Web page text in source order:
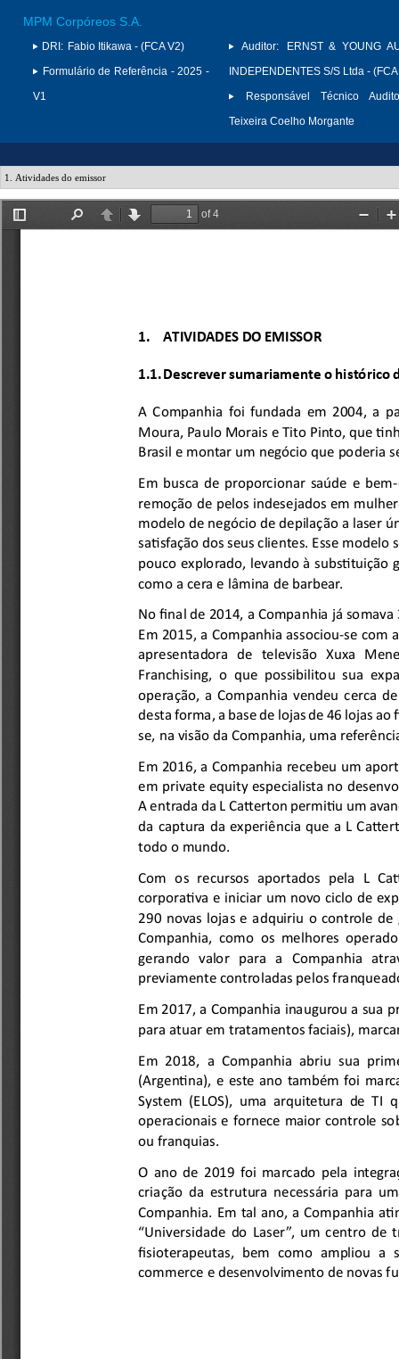
MPM Corpóreos S.A.
DRI: Fabio Itikawa - (FCA V2)
Formulário de Referência - 2025 -
V1
Auditor:
ERNST & YOUNG
INDEPENDENTES S/S Ltda -
Responsável Técnico
Teixeira Coelho Morgante